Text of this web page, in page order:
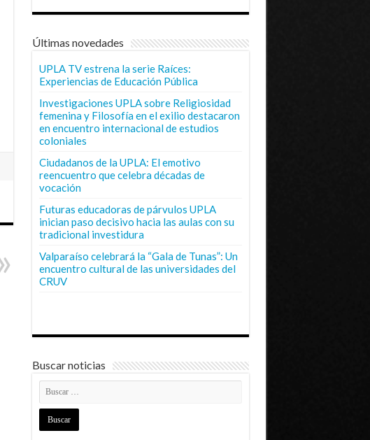
Últimas novedades
UPLA TV estrena la serie Raíces:
Experiencias de Educación Pública
Investigaciones UPLA sobre Religiosidad
femenina y Filosofía en el exilio destacaron
en encuentro internacional de estudios
coloniales
Ciudadanos de la UPLA: El emotivo
reencuentro que celebra décadas de
vocación
Futuras educadoras de párvulos UPLA
inician paso decisivo hacia las aulas con su
tradicional investidura
Valparaíso celebrará la “Gala de Tunas”: Un
encuentro cultural de las universidades del
CRUV
Buscar noticias